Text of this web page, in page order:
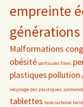
empreinte
Malformations
obésité particules fines
plastiques pollution
recyclage des plastiques
tablettes taxe carbone